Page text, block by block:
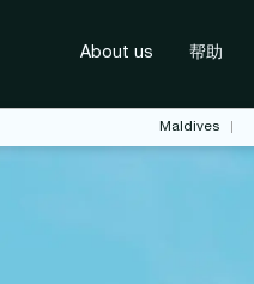
About us 帮助
Maldives